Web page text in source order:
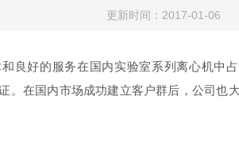
更新时间：2017-01-06
良好的服务在国内实验室系列离心机中
国内市场成功建立客户群后，公司也大